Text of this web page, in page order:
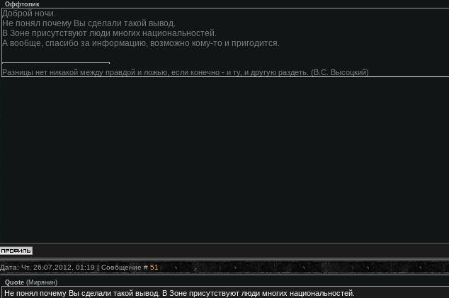
Оффтопик
Доброй ночи.
Не понял почему Вы сделали такой вывод.
В Зоне присутствуют люди многих национальностей.
А вообще, спасибо за информацию, возможно кому-то и пригодится.
Разницы нет никакой между правдой и ложью, если конечно - и ту, и другую раздеть. (В.С. Высоцкий)
Дата: Чт, 26.07.2012, 01:19 | Сообщение # 51
Quote (Мирянин)
Не понял почему Вы сделали такой вывод. В Зоне присутствуют люди многих национальностей.